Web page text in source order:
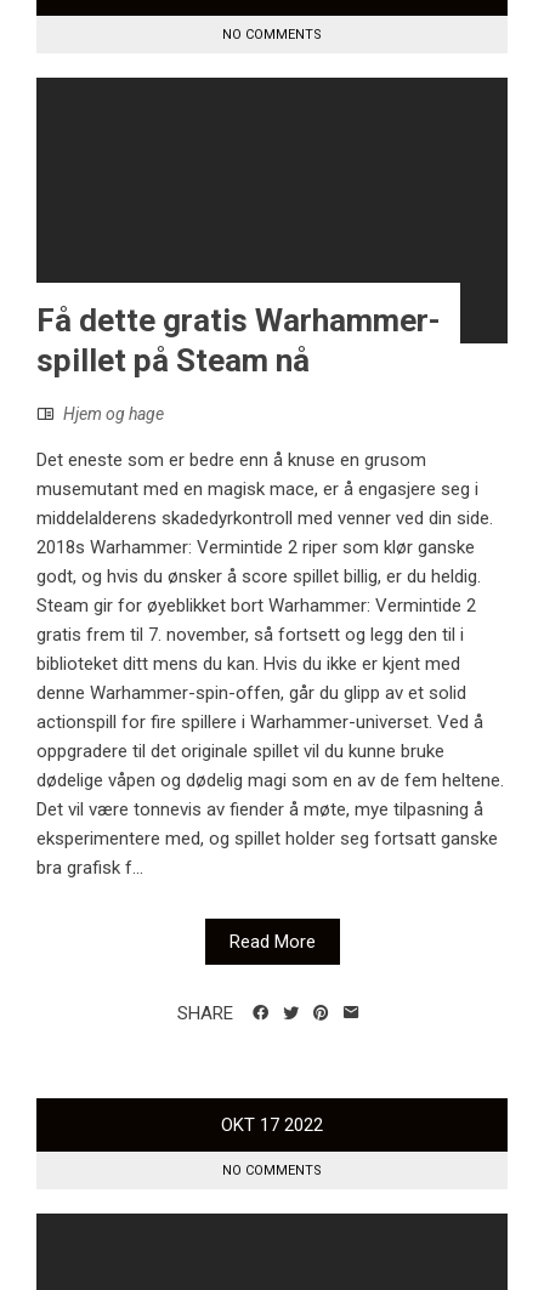
NO COMMENTS
Få dette gratis Warhammer-
spillet på Steam nå
Hjem og hage
Det eneste som er bedre enn å knuse en grusom
musemutant med en magisk mace, er å engasjere seg i
middelalderens skadedyrkontroll med venner ved din side.
2018s Warhammer: Vermintide 2 riper som klør ganske
godt, og hvis du ønsker å score spillet billig, er du heldig.
Steam gir for øyeblikket bort Warhammer: Vermintide 2
gratis frem til 7. november, så fortsett og legg den til i
biblioteket ditt mens du kan. Hvis du ikke er kjent med
denne Warhammer-spin-offen, går du glipp av et solid
actionspill for fire spillere i Warhammer-universet. Ved å
oppgradere til det originale spillet vil du kunne bruke
dødelige våpen og dødelig magi som en av de fem heltene.
Det vil være tonnevis av fiender å møte, mye tilpasning å
eksperimentere med, og spillet holder seg fortsatt ganske
bra grafisk f...
Read More
SHARE
OKT 17 2022
NO COMMENTS